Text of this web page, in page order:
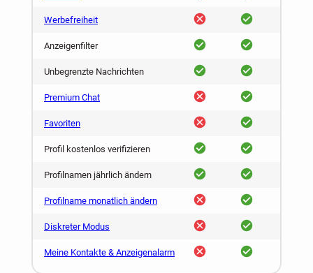
Werbefreiheit nein ja
Anzeigenfilter ja ja
Unbegrenzte Nachrichten ja ja
Premium Chat nein ja
Favoriten nein ja
Profil kostenlos verifizieren ja ja
Profilnamen jährlich ändern ja ja
Profilname monatlich ändern nein ja
Diskreter Modus nein ja
Meine Kontakte & Anzeigenalarm nein ja